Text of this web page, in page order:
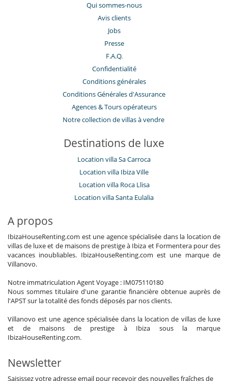
Qui sommes-nous
Avis clients
Jobs
Presse
F.A.Q.
Confidentialité
Conditions générales
Conditions Générales d'Assurance
​Agences & Tours opérateurs
Notre collection de villas à vendre
Destinations de luxe
Location villa Sa Carroca
Location villa Ibiza Ville
Location villa Roca Llisa
Location villa Santa Eulalia
A propos
IbizaHouseRenting.com est une agence spécialisée dans la location de
villas de luxe et de maisons de prestige à Ibiza et Formentera pour des
vacances inoubliables. IbizaHouseRenting.com est une marque de
Villanovo.
Notre immatriculation Agent Voyage : IM075110180
Nous sommes titulaire d'une garantie financière obtenue auprès de
l'APST sur la totalité des fonds déposés par nos clients.
Villanovo est une agence spécialisée dans la location de villas de luxe
et de maisons de prestige à Ibiza sous la marque
IbizaHouseRenting.com.
Newsletter
Saisissez votre adresse email pour recevoir des nouvelles fraîches de